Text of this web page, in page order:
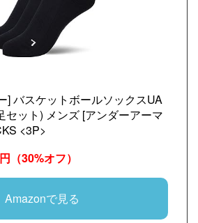
] バスケットボールソックスUA
セット) メンズ [アンダーアーマ
<3P>
（30%オフ）
Amazonで見る